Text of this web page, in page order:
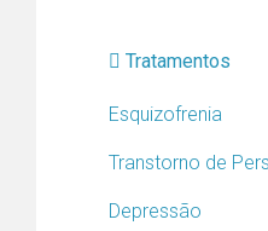
Tratamentos
Esquizofrenia
Transtorno de
Depressão